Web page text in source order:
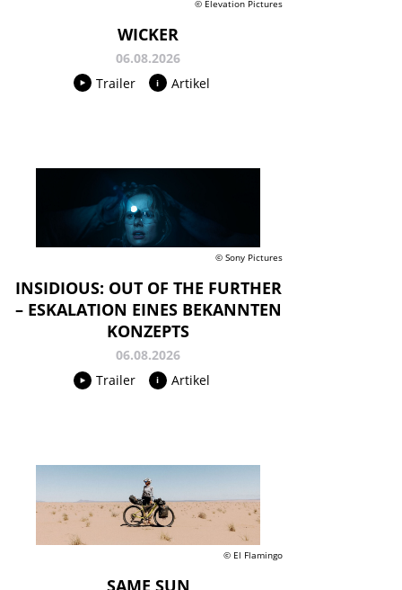
© Elevation Pictures
WICKER
06.08.2026
Trailer
Artikel
© Sony Pictures
INSIDIOUS: OUT OF THE FURTHER
– ESKALATION EINES BEKANNTEN
KONZEPTS
06.08.2026
Trailer
Artikel
© El Flamingo
SAME SUN